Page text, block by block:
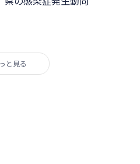
と見る